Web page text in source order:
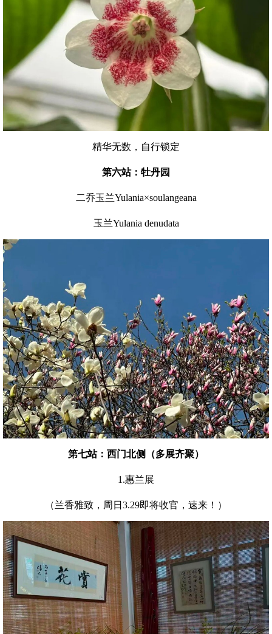
精华无数，自行锁定
第六站：牡丹园
二乔玉兰Yulania×soulangeana
玉兰Yulania denudata
第七站：西门北侧（多展齐聚）
1.惠兰展
（兰香雅致，周日3.29即将收官，速来！）